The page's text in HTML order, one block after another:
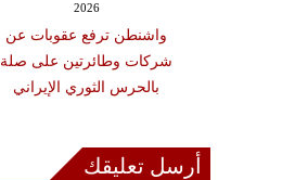
2026
واشنطن ترفع عقوبات عن
شركات وطائرتين على صلة
بالحرس الثوري الإيراني
أرسل تعليقك